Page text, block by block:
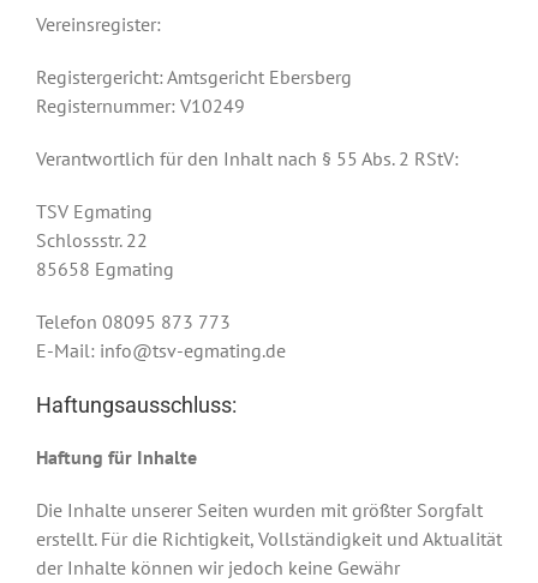
Vereinsregister:
Registergericht: Amtsgericht Ebersberg
Registernummer: V10249
Verantwortlich für den Inhalt nach § 55 Abs. 2 RStV:
TSV Egmating
Schlossstr. 22
85658 Egmating
Telefon 08095 873 773
E-Mail: info@tsv-egmating.de
Haftungsausschluss:
Haftung für Inhalte
Die Inhalte unserer Seiten wurden mit größter Sorgfalt
erstellt. Für die Richtigkeit, Vollständigkeit und Aktualität
der Inhalte können wir jedoch keine Gewähr